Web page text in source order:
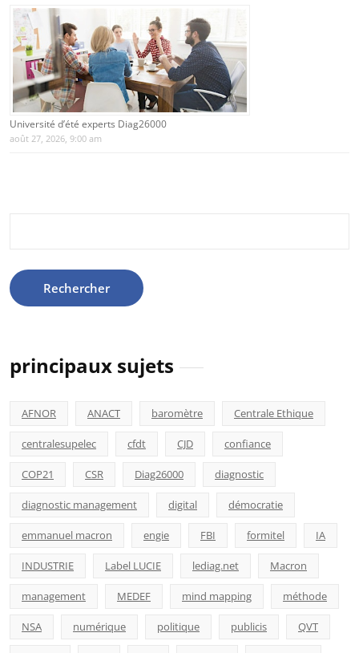
Université d’été experts Diag26000
août 27, 2026, 9:00 am
principaux sujets
AFNOR ANACT baromètre Centrale Ethique
centralesupelec cfdt CJD confiance
COP21 CSR Diag26000 diagnostic
diagnostic management digital démocratie
emmanuel macron engie FBI formitel IA
INDUSTRIE Label LUCIE lediag.net Macron
management MEDEF mind mapping méthode
NSA numérique politique publicis QVT